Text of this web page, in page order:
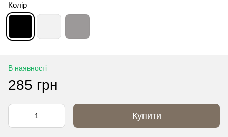
Колір
В наявності
285 грн
Купити